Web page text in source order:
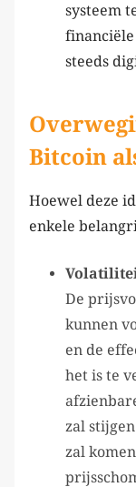
systeem
financiële
steeds
Bitcoin
Hoewel deze
enkele
De
kunnen
en de
het is te
zal
zal